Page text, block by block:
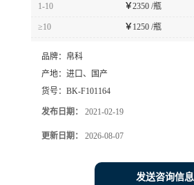
1-10 ￥2350 /瓶
≥10 ￥ 1250 /瓶
品牌： 帛科
产地： 进口、国产
货号： BK-F101164
发布日期： 2021-02-19
更新日期： 2026-08-07
发送咨询信息